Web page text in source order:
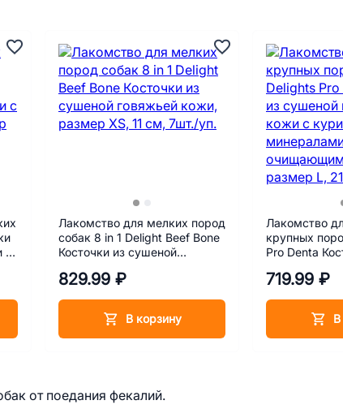
от поедания фекалий.
с
Лакомство для мелких пород
собак 8 in 1 Delight Beef Bone
Косточки из сушеной
11 см, 7шт./уп.
829.99 ₽
В корзину
Лакомство
крупных
Pro Denta
мясом и
719.99 ₽
В